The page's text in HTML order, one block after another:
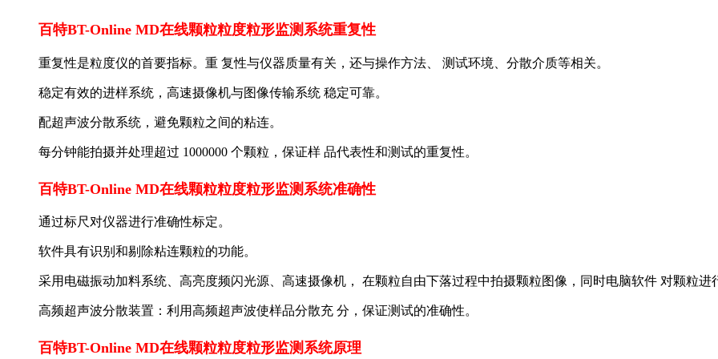
百特BT-Online MD在线颗粒粒度粒形监测系统重复性
重复性是粒度仪的首要指标。重 复性与仪器质量有关，还与操作方法、 测试环境、分散介质等相关。
稳定有效的进样系统，高速摄像机与图像传输系统 稳定可靠。
配超声波分散系统，避免颗粒之间的粘连。
每分钟能拍摄并处理超过 1000000 个颗粒，保证样 品代表性和测试的重复性。
百特BT-Online MD在线颗粒粒度粒形监测系统准确性
通过标尺对仪器进行准确性标定。
软件具有识别和剔除粘连颗粒的功能。
采用电磁振动加料系统、高亮度频闪光源、高速摄像机， 在颗粒自由下落过程中拍摄颗粒图像，同时电脑软件 对颗粒进
高频超声波分散装置：利用高频超声波使样品分散充 分，保证测试的准确性。
百特BT-Online MD在线颗粒粒度粒形监测系统原理